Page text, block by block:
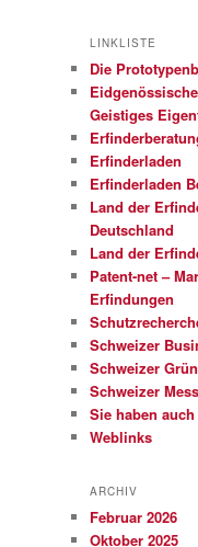
LINKLISTE
Die
Geistiges
Erfinderladen
Erfinderladen
Land der
Deutschland
Land der
Patent-net –
Erfindungen
Schweizer
Schweizer
Schweizer
Sie haben
Weblinks
ARCHIV
Februar 2026
Oktober 2025